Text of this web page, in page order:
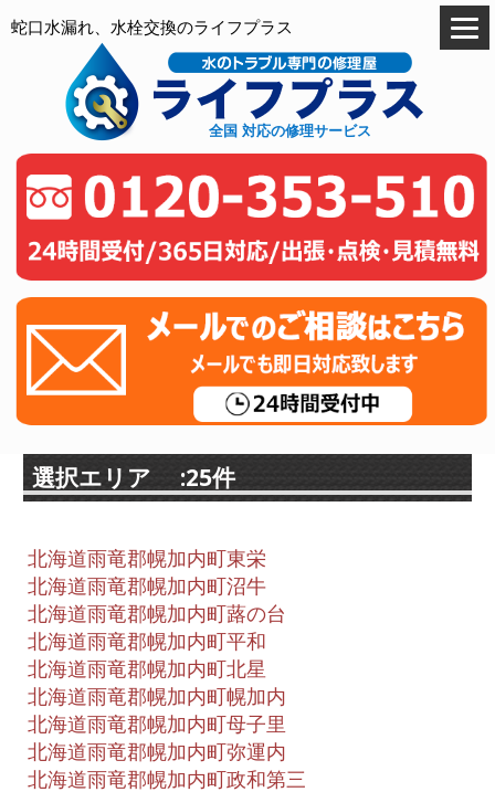
蛇口水漏れ、水栓交換のライフプラス
全国 対応の修理サービス
選択エリア :25件
北海道雨竜郡幌加内町東栄
北海道雨竜郡幌加内町沼牛
北海道雨竜郡幌加内町蕗の台
北海道雨竜郡幌加内町平和
北海道雨竜郡幌加内町北星
北海道雨竜郡幌加内町幌加内
北海道雨竜郡幌加内町母子里
北海道雨竜郡幌加内町弥運内
北海道雨竜郡幌加内町政和第三